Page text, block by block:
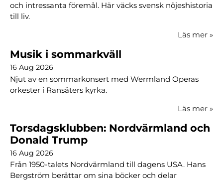
och intressanta föremål. Här väcks svensk nöjeshistoria
till liv.
Läs mer »
Musik i sommarkväll
16 Aug 2026
Njut av en sommarkonsert med Wermland Operas
orkester i Ransäters kyrka.
Läs mer »
Torsdagsklubben: Nordvärmland och
Donald Trump
16 Aug 2026
Från 1950-talets Nordvärmland till dagens USA. Hans
Bergström berättar om sina böcker och delar